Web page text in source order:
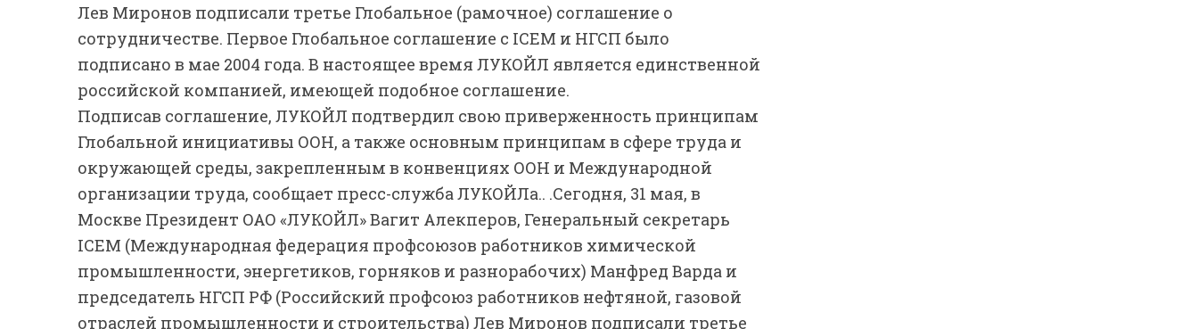
Лев Миронов подписали третье Глобальное (рамочное) соглашение о
сотрудничестве. Первое Глобальное соглашение с ICEM и НГСП было
подписано в мае 2004 года. В настоящее время ЛУКОЙЛ является единственной
российской компанией, имеющей подобное соглашение.
Подписав соглашение, ЛУКОЙЛ подтвердил свою приверженность принципам
Глобальной инициативы ООН, а также основным принципам в сфере труда и
окружающей среды, закрепленным в конвенциях ООН и Международной
организации труда, сообщает пресс-служба ЛУКОЙЛа.. .Сегодня, 31 мая, в
Москве Президент ОАО «ЛУКОЙЛ» Вагит Алекперов, Генеральный секретарь
IСЕМ (Международная федерация профсоюзов работников химической
промышленности, энергетиков, горняков и разнорабочих) Манфред Варда и
председатель НГСП РФ (Российский профсоюз работников нефтяной, газовой
отраслей промышленности и строительства) Лев Миронов подписали третье